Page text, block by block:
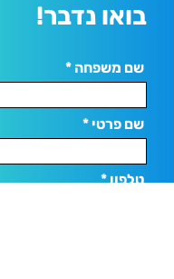
שם משפחה
שם פרטי
טלפון
בואו נדבר!